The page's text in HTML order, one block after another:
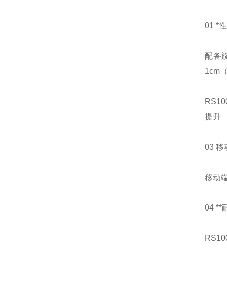
01 *
配备
1cm
提升
03 移
移动
04 **